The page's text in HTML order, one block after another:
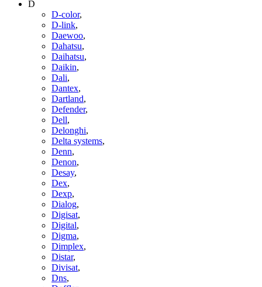
D
D-color,
D-link,
Daewoo,
Dahatsu,
Daihatsu,
Daikin,
Dali,
Dantex,
Dartland,
Defender,
Dell,
Delonghi,
Delta systems,
Denn,
Denon,
Desay,
Dex,
Dexp,
Dialog,
Digisat,
Digital,
Digma,
Dimplex,
Distar,
Divisat,
Dns,